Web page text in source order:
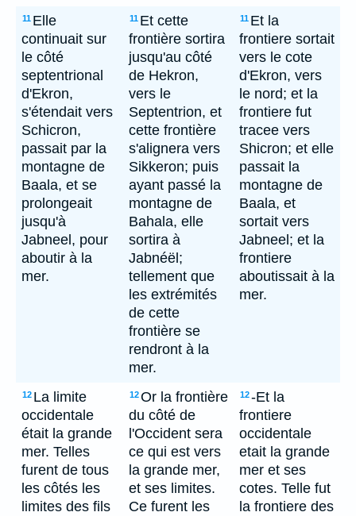
11 Elle
continuait sur
le côté
septentrional
d'Ekron,
s'étendait vers
Schicron,
passait par la
montagne de
Baala, et se
prolongeait
jusqu'à
Jabneel, pour
aboutir à la
mer.
11 Et cette
frontière sortira
jusqu'au côté
de Hekron,
vers le
Septentrion, et
cette frontière
s'alignera vers
Sikkeron; puis
ayant passé la
montagne de
Bahala, elle
sortira à
Jabnéël;
tellement que
les extrémités
de cette
frontière se
rendront à la
mer.
11 Et la
frontiere sortait
vers le cote
d'Ekron, vers
le nord; et la
frontiere fut
tracee vers
Shicron; et elle
passait la
montagne de
Baala, et
sortait vers
Jabneel; et la
frontiere
aboutissait à la
mer.
12 La limite
occidentale
était la grande
mer. Telles
furent de tous
les côtés les
limites des fils
12Or la frontière
du côté de
l'Occident sera
ce qui est vers
la grande mer,
et ses limites.
Ce furent les
12-Et la
frontiere
occidentale
etait la grande
mer et ses
cotes. Telle fut
la frontiere des